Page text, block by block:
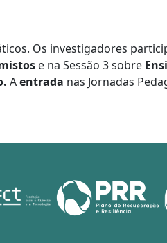
Os investigadores
e na Sessão 3 sobre
Aentrada nas Jornadas